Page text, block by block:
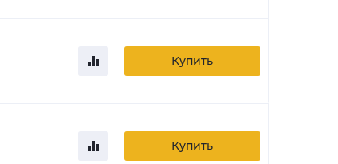
Купить
Купить